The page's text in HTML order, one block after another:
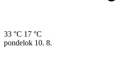
33 °C 17 °C
pondelok 10. 8.